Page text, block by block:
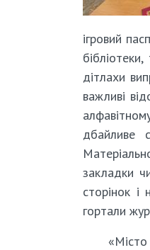
ігровий
дітлахи
важливі
дбайливе
закладки
сторінок і
гортали